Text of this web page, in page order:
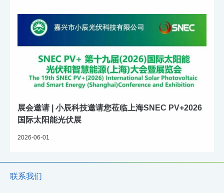
展会邀请 | 小辰科技邀请您莅临上海SNEC PV+2026
国际太阳能光伏展
2026-06-01
联系我们